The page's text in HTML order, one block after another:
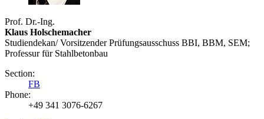
Prof. Dr.-Ing.
Klaus Holschemacher
Studiendekan/ Vorsitzender Prüfungsausschuss BBI, BBM, SEM;
Professur für Stahlbetonbau
Section:
FB
Phone:
+49 341 3076-6267